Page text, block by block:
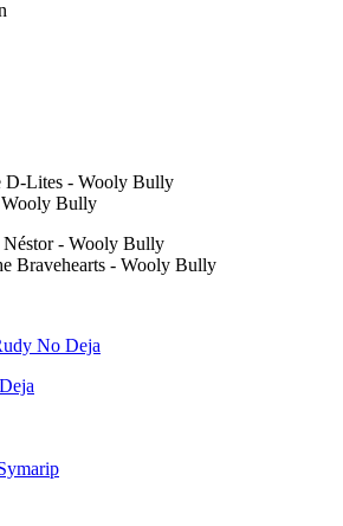
Lites - Wooly Bully
Bully
- Wooly Bully
Bravehearts - Wooly Bully